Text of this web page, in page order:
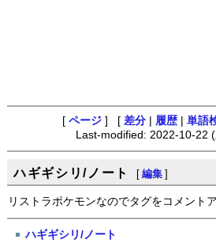
[ ページ ] [ 差分 履歴 単語
Last-modified: 2022-10-22
ハギギシリ/ノート [ 編集 ]
リストラポケモンなのでタグをコメント
ハギギシリ/ノート